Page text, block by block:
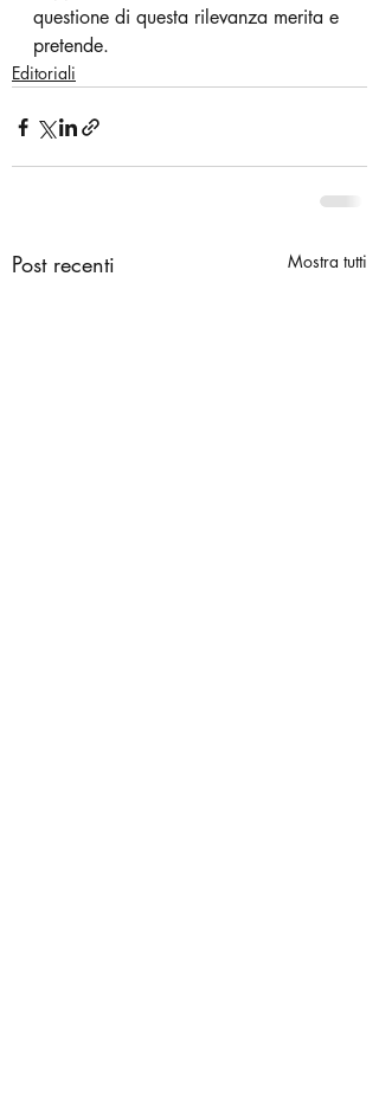
questione di questa rilevanza merita e
pretende.
Editoriali
Post recenti Mostra tutti